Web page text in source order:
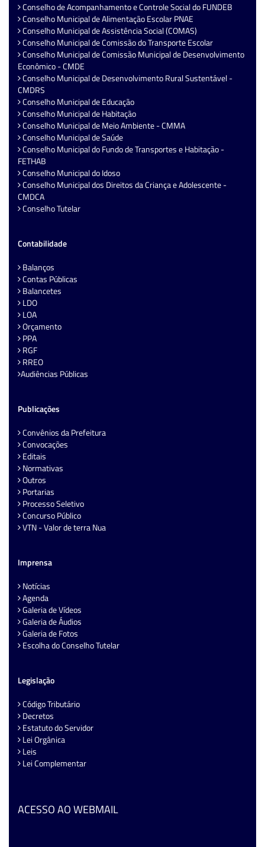
Conselho de Acompanhamento e Controle Social do FUNDEB
Conselho Municipal de Alimentação Escolar PNAE
Conselho Municipal de Assistência Social (COMAS)
Conselho Municipal de Comissão do Transporte Escolar
Conselho Municipal de Comissão Municipal de Desenvolvimento
Econômico - CMDE
Conselho Municipal de Desenvolvimento Rural Sustentável -
CMDRS
Conselho Municipal de Educação
Conselho Municipal de Habitação
Conselho Municipal de Meio Ambiente - CMMA
Conselho Municipal de Saúde
Conselho Municipal do Fundo de Transportes e Habitação -
FETHAB
Conselho Municipal do Idoso
Conselho Municipal dos Direitos da Criança e Adolescente -
CMDCA
Conselho Tutelar
Contabilidade
Balanços
Contas Públicas
Balancetes
LDO
LOA
Orçamento
PPA
RGF
RREO
Audiências Públicas
Publicações
Convênios da Prefeitura
Convocações
Editais
Normativas
Outros
Portarias
Processo Seletivo
Concurso Público
VTN - Valor de terra Nua
Imprensa
Notícias
Agenda
Galeria de Vídeos
Galeria de Áudios
Galeria de Fotos
Escolha do Conselho Tutelar
Legislação
Código Tributário
Decretos
Estatuto do Servidor
Lei Orgânica
Leis
Lei Complementar
ACESSO AO WEBMAIL